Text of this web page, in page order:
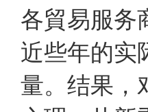
各貿易服务
近些年的实
量。结果，